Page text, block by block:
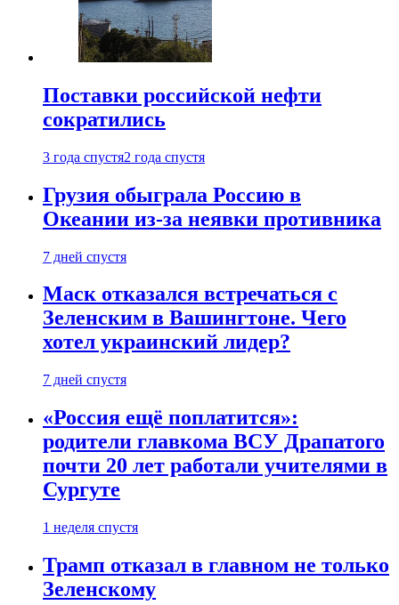
Поставки российской нефти
сократились
3 года спустя2 года спустя
Грузия обыграла Россию в
Океании из-за неявки противника
7 дней спустя
Маск отказался встречаться с
Зеленским в Вашингтоне. Чего
хотел украинский лидер?
7 дней спустя
«Россия ещё поплатится»:
родители главкома ВСУ Драпатого
почти 20 лет работали учителями в
Сургуте
1 неделя спустя
Трамп отказал в главном не только
Зеленскому